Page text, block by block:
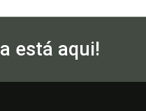
está aqui!